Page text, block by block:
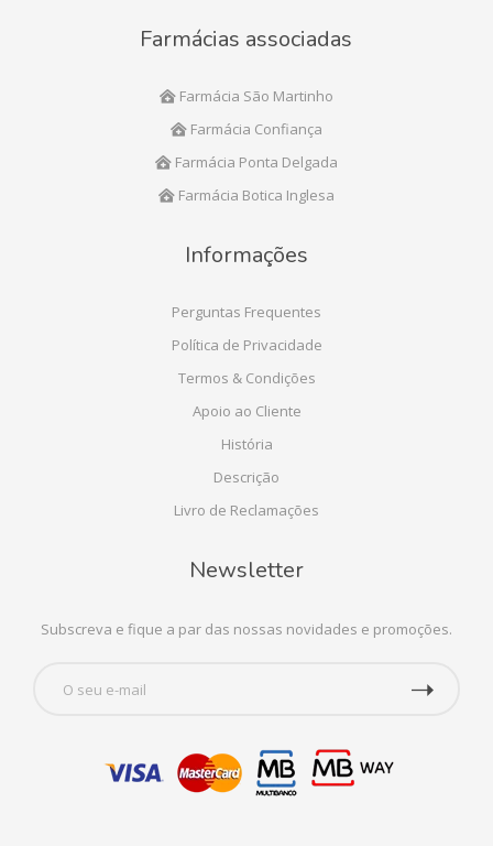
Farmácias associadas
Farmácia São Martinho
Farmácia Confiança
Farmácia Ponta Delgada
Farmácia Botica Inglesa
Informações
Perguntas Frequentes
Política de Privacidade
Termos & Condições
Apoio ao Cliente
História
Descrição
Livro de Reclamações
Newsletter
Subscreva e fique a par das nossas novidades e promoções.